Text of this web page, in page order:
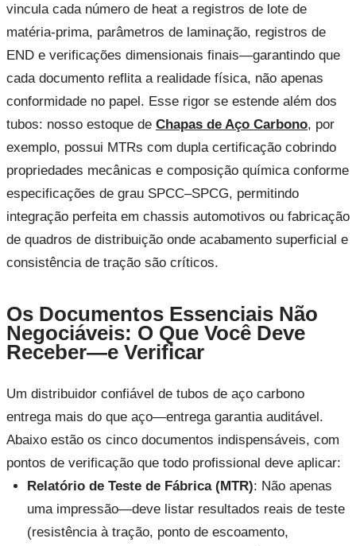
vincula cada número de heat a registros de lote de
matéria-prima, parâmetros de laminação, registros de
END e verificações dimensionais finais—garantindo que
cada documento reflita a realidade física, não apenas
conformidade no papel. Esse rigor se estende além dos
tubos: nosso estoque de Chapas de Aço Carbono, por
exemplo, possui MTRs com dupla certificação cobrindo
propriedades mecânicas e composição química conforme
especificações de grau SPCC–SPCG, permitindo
integração perfeita em chassis automotivos ou fabricação
de quadros de distribuição onde acabamento superficial e
consistência de tração são críticos.
Os Documentos Essenciais Não
Negociáveis: O Que Você Deve
Receber—e Verificar
Um distribuidor confiável de tubos de aço carbono
entrega mais do que aço—entrega garantia auditável.
Abaixo estão os cinco documentos indispensáveis, com
pontos de verificação que todo profissional deve aplicar:
Relatório de Teste de Fábrica (MTR): Não apenas
uma impressão—deve listar resultados reais de teste
(resistência à tração, ponto de escoamento,